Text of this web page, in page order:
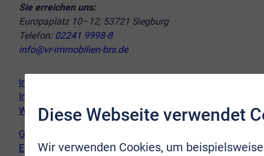
Sie erreichen uns:
Europaplatz 10–12, 53721 Siegburg
Telefon: 02241 9998-8
info@vr-immobilien-brs.de
Immobilie verkaufen
Immobilie kaufen
Wir vor Ort
Genderhinweis
Erklärung zur Barrierefreiheit
Diese Webseite verwendet
Wir verwenden Cookies, um